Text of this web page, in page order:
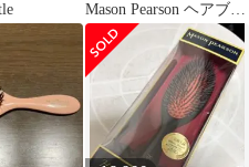
Mason Pearson ヘアブラ
シ 猪毛